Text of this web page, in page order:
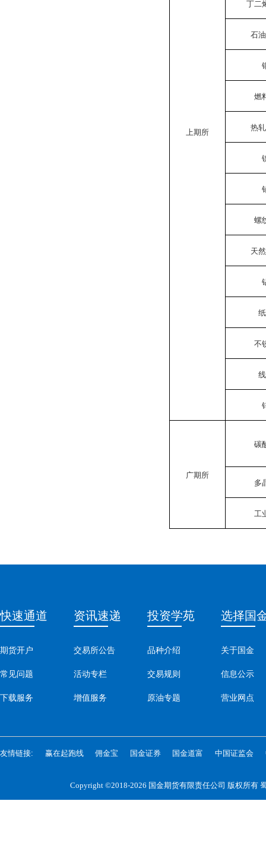
上期所
丁二
石
燃
热
螺
天
不
广期所
碳
多
工
快速通道
期货开户
常见问题
下载服务
资讯速递
交易所公告
活动专栏
增值服务
投资学苑
品种介绍
交易规则
原油专题
选择国
关于国金
信息公示
营业网点
友情链接: 赢在起跑线 佣金宝 国金证券 国金道富 中国证监会
Copyright ©2018-2026 国金期货有限责任公司 版权所有